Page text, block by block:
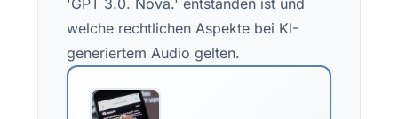
'GPT 3.0. Nova.' entstanden ist und
welche rechtlichen Aspekte bei KI-
generiertem Audio gelten.